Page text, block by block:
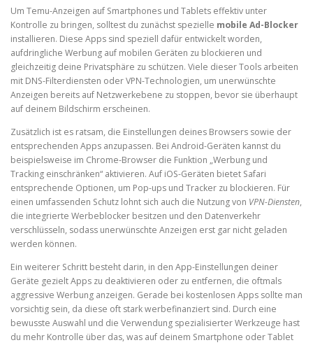
Um Temu-Anzeigen auf Smartphones und Tablets effektiv unter
Kontrolle zu bringen, solltest du zunächst spezielle mobile Ad-Blocker
installieren. Diese Apps sind speziell dafür entwickelt worden,
aufdringliche Werbung auf mobilen Geräten zu blockieren und
gleichzeitig deine Privatsphäre zu schützen. Viele dieser Tools arbeiten
mit DNS-Filterdiensten oder VPN-Technologien, um unerwünschte
Anzeigen bereits auf Netzwerkebene zu stoppen, bevor sie überhaupt
auf deinem Bildschirm erscheinen.
Zusätzlich ist es ratsam, die Einstellungen deines Browsers sowie der
entsprechenden Apps anzupassen. Bei Android-Geräten kannst du
beispielsweise im Chrome-Browser die Funktion „Werbung und
Tracking einschränken“ aktivieren. Auf iOS-Geräten bietet Safari
entsprechende Optionen, um Pop-ups und Tracker zu blockieren. Für
einen umfassenden Schutz lohnt sich auch die Nutzung von VPN-Diensten,
die integrierte Werbeblocker besitzen und den Datenverkehr
verschlüsseln, sodass unerwünschte Anzeigen erst gar nicht geladen
werden können.
Ein weiterer Schritt besteht darin, in den App-Einstellungen deiner
Geräte gezielt Apps zu deaktivieren oder zu entfernen, die oftmals
aggressive Werbung anzeigen. Gerade bei kostenlosen Apps sollte man
vorsichtig sein, da diese oft stark werbefinanziert sind. Durch eine
bewusste Auswahl und die Verwendung spezialisierter Werkzeuge hast
du mehr Kontrolle über das, was auf deinem Smartphone oder Tablet